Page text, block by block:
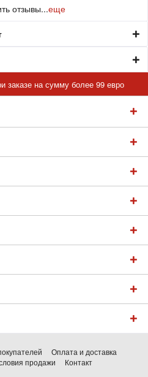
отзывы...еще
заказе на сумму более 99 евро
Оплата и доставка
продажи Контакт